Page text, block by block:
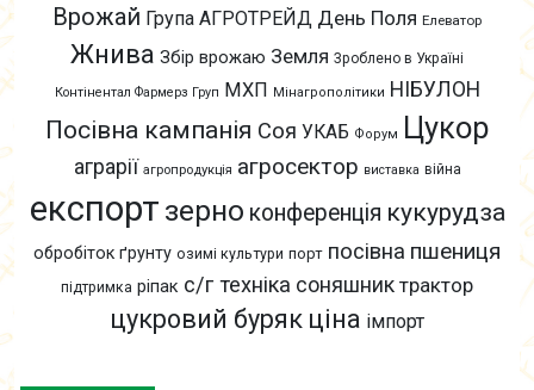
Врожай Група АГРОТРЕЙД День Поля Елеватор
Жнива Збір врожаю Земля Зроблено в Україні
Контінентал Фармерз Груп МХП Мінагрополітики НІБУЛОН
Посівна кампанія Соя УКАБ Форум Цукор
аграрії агропродукція агросектор виставка війна
експорт зерно конференція кукурудза
обробіток ґрунту озимі культури порт посівна пшениця
підтримка ріпак с/г техніка соняшник трактор
цукровий буряк ціна імпорт